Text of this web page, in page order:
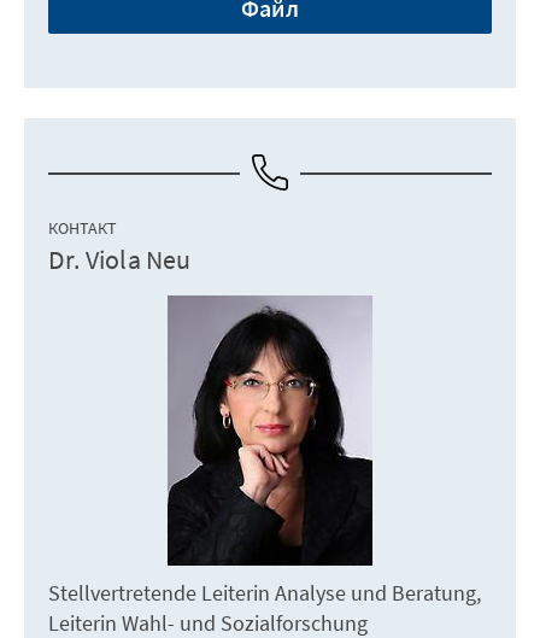
Файл
КОНТАКТ
Dr. Viola Neu
Stellvertretende Leiterin Analyse und Beratung,
Leiterin Wahl- und Sozialforschung